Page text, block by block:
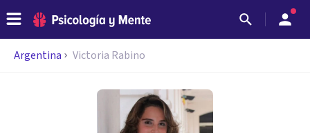
Argentina Victoria Rabino